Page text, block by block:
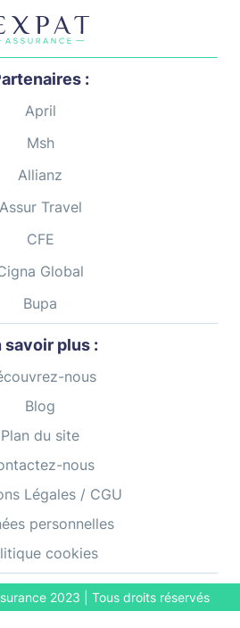
:
April
Msh
Allianz
Assur Travel
CFE
Global
Bupa
savoir plus :
nous
Blog
Plan du site
nous
Légales / CGU
personnelles
cookies
2023 | Tous droits réservés